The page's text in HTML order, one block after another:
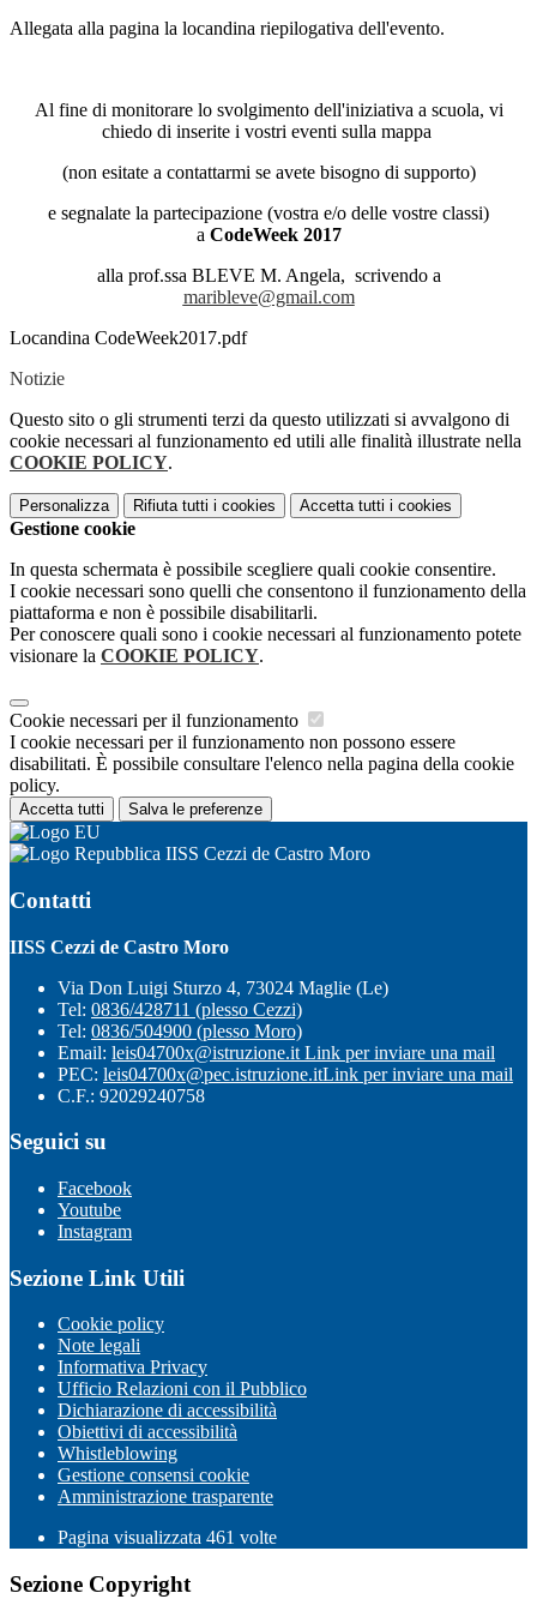
Allegata alla pagina la locandina riepilogativa dell'evento.
Al fine di monitorare lo svolgimento dell'iniziativa a scuola, vi
chiedo di inserite i vostri eventi sulla mappa
(non esitate a contattarmi se avete bisogno di supporto)
e segnalate la partecipazione (vostra e/o delle vostre classi)
a CodeWeek 2017
alla prof.ssa BLEVE M. Angela, scrivendo a
maribleve@gmail.com
Locandina CodeWeek2017.pdf
Notizie
Questo sito o gli strumenti terzi da questo utilizzati si avvalgono di
cookie necessari al funzionamento ed utili alle finalità illustrate nella
COOKIE POLICY.
Personalizza Rifiuta tutti i cookies Accetta tutti i cookies
Gestione cookie
In questa schermata è possibile scegliere quali cookie consentire.
I cookie necessari sono quelli che consentono il funzionamento della
piattaforma e non è possibile disabilitarli.
Per conoscere quali sono i cookie necessari al funzionamento potete
visionare la COOKIE POLICY.
Cookie necessari per il funzionamento
I cookie necessari per il funzionamento non possono essere
disabilitati. È possibile consultare l'elenco nella pagina della cookie
policy.
Accetta tutti Salva le preferenze
IISS Cezzi de Castro Moro
Contatti
IISS Cezzi de Castro Moro
Via Don Luigi Sturzo 4, 73024 Maglie (Le)
Tel: 0836/428711 (plesso Cezzi)
Tel: 0836/504900 (plesso Moro)
Email: leis04700x@istruzione.it Link per inviare una mail
PEC: leis04700x@pec.istruzione.itLink per inviare una mail
C.F.: 92029240758
Seguici su
Facebook
Youtube
Instagram
Sezione Link Utili
Cookie policy
Note legali
Informativa Privacy
Ufficio Relazioni con il Pubblico
Dichiarazione di accessibilità
Obiettivi di accessibilità
Whistleblowing
Gestione consensi cookie
Amministrazione trasparente
Pagina visualizzata 461 volte
Sezione Copyright